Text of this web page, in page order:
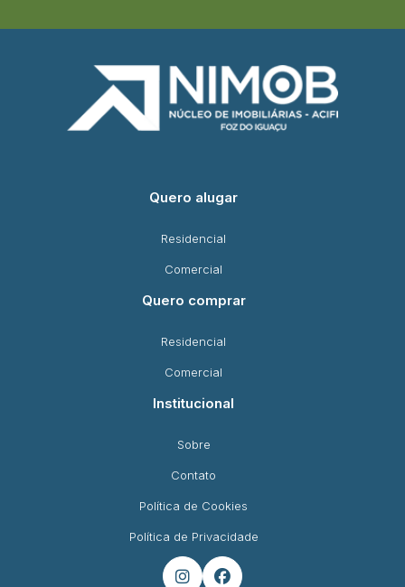
Quero alugar
Residencial
Comercial
Quero comprar
Residencial
Comercial
Institucional
Sobre
Contato
Política de Cookies
Política de Privacidade
 